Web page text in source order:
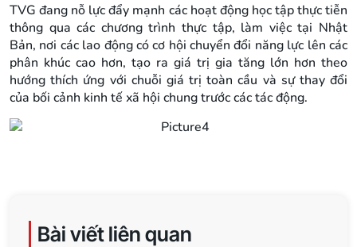
TVG đang nỗ lực đẩy mạnh các hoạt động học tập thực tiễn
thông qua các chương trình thực tập, làm việc tại Nhật
Bản, nơi các lao động có cơ hội chuyển đổi năng lực lên các
phân khúc cao hơn, tạo ra giá trị gia tăng lớn hơn theo
hướng thích ứng với chuỗi giá trị toàn cầu và sự thay đổi
của bối cảnh kinh tế xã hội chung trước các tác động.
Bài viết liên quan